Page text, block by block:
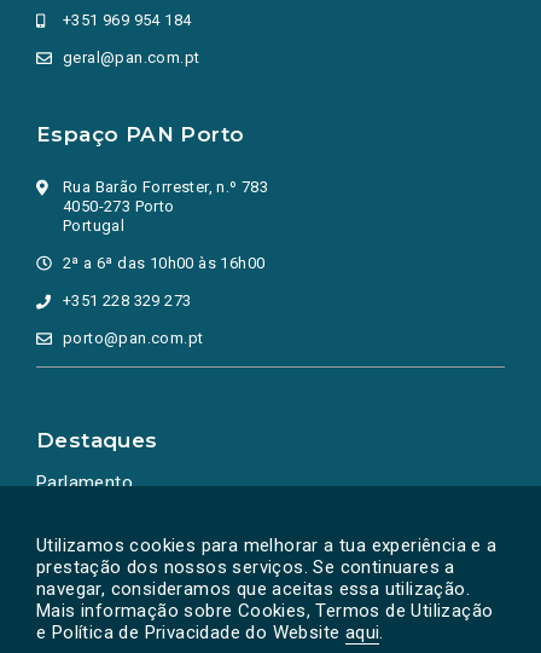
Utilizamos cookies para melhorar a tua experiência e a
prestação dos nossos serviços. Se continuares a
navegar, consideramos que aceitas essa utilização.
Mais informação sobre Cookies, Termos de Utilização
e Política de Privacidade do Website aqui.
+351 969 954 184
geral@pan.com.pt
Espaço PAN Porto
Rua Barão Forrester, n.º 783
4050-273 Porto
Portugal
2ª a 6ª das 10h00 às 16h00
+351 228 329 273
porto@pan.com.pt
Destaques
Parlamento